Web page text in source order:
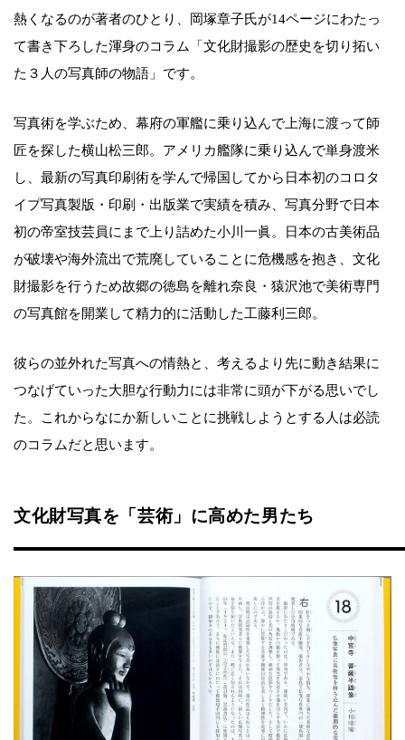
熱くなるのが著者のひとり、岡塚章子氏が14ページにわたっ
て書き下ろした渾身のコラム「文化財撮影の歴史を切り拓い
た３人の写真師の物語」です。
写真術を学ぶため、幕府の軍艦に乗り込んで上海に渡って師
匠を探した横山松三郎。アメリカ艦隊に乗り込んで単身渡米
し、最新の写真印刷術を学んで帰国してから日本初のコロタ
イプ写真製版・印刷・出版業で実績を積み、写真分野で日本
初の帝室技芸員にまで上り詰めた小川一眞。日本の古美術品
が破壊や海外流出で荒廃していることに危機感を抱き、文化
財撮影を行うため故郷の徳島を離れ奈良・猿沢池で美術専門
の写真館を開業して精力的に活動した工藤利三郎。
彼らの並外れた写真への情熱と、考えるより先に動き結果に
つなげていった大胆な行動力には非常に頭が下がる思いでし
た。これからなにか新しいことに挑戦しようとする人は必読
のコラムだと思います。
文化財写真を「芸術」に高めた男たち